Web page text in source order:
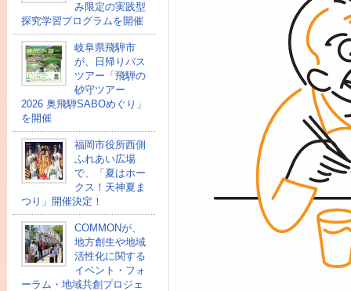
み限定の実践型
探究学習プログラムを開催
岐阜県飛騨市
が、日帰りバス
ツアー「飛騨の
砂守ツアー
2026 奥飛騨SABOめぐり」
を開催
福岡市役所西側
ふれあい広場
で、「夏はホー
クス！天神夏ま
つり」開催決定！
COMMONが、
地方創生や地域
活性化に関する
イベント・フォ
ーラム・地域共創プロジェ